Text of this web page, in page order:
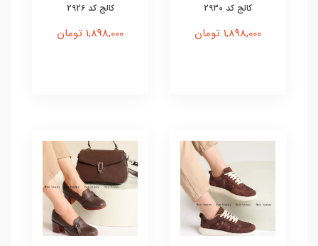
کالج کد 2930
1,898,000 تومان
کالج کد 2926
1,898,000 تومان